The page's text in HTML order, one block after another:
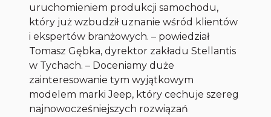
uruchomieniem produkcji samochodu,
który już wzbudził uznanie wśród klientów
i ekspertów branżowych. – powiedział
Tomasz Gębka, dyrektor zakładu Stellantis
w Tychach. – Doceniamy duże
zainteresowanie tym wyjątkowym
modelem marki Jeep, który cechuje szereg
najnowocześniejszych rozwiązań